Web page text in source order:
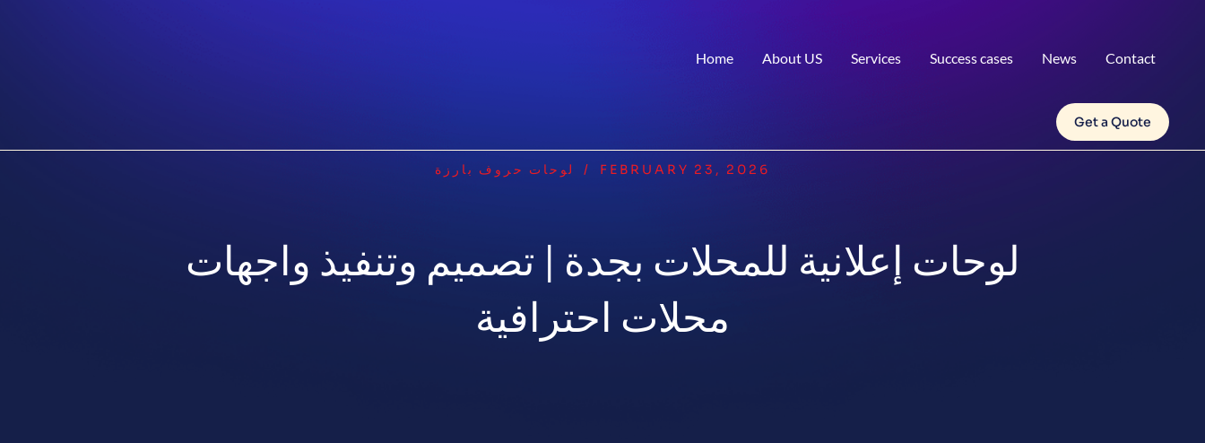
Home About US Services Success cases News Contact
Get a Quote
لوحات حروف بارزة / FEBRUARY 23, 2026
لوحات إعلانية للمحلات بجدة | تصميم وتنفيذ واجهات
محلات احترافية